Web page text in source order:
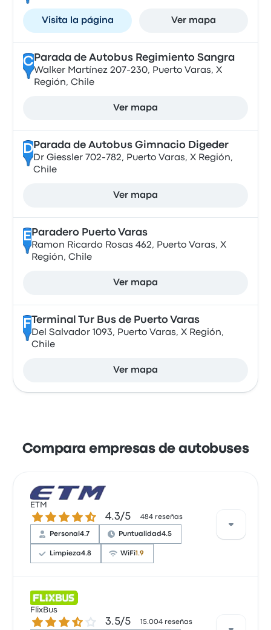
Visita la página Ver mapa
CParada de Autobus Regimiento Sangra
Walker Martínez 207-230, Puerto Varas, X
Región, Chile
Ver mapa
DParada de Autobus Gimnacio Digeder
Dr Giessler 702-782, Puerto Varas, X Región,
Chile
Ver mapa
E Paradero Puerto Varas
Ramon Ricardo Rosas 462, Puerto Varas, X
Región, Chile
Ver mapa
F Terminal Tur Bus de Puerto Varas
Del Salvador 1093, Puerto Varas, X Región,
Chile
Ver mapa
Compara empresas de autobuses
ETM
4.3 sobre 5 estrellas
4.3/5 484 reseñas
Personal4.7 Puntualidad4.5
Limpieza4.8 WiFi1.9
Según los usuarios, el servicio fue excelente
con puntualidad y amabilidad por parte del
personal a cargo. Además, se destacó que el
FlixBus
3.5 sobre 5 estrellas
3.5/5 15.004 reseñas